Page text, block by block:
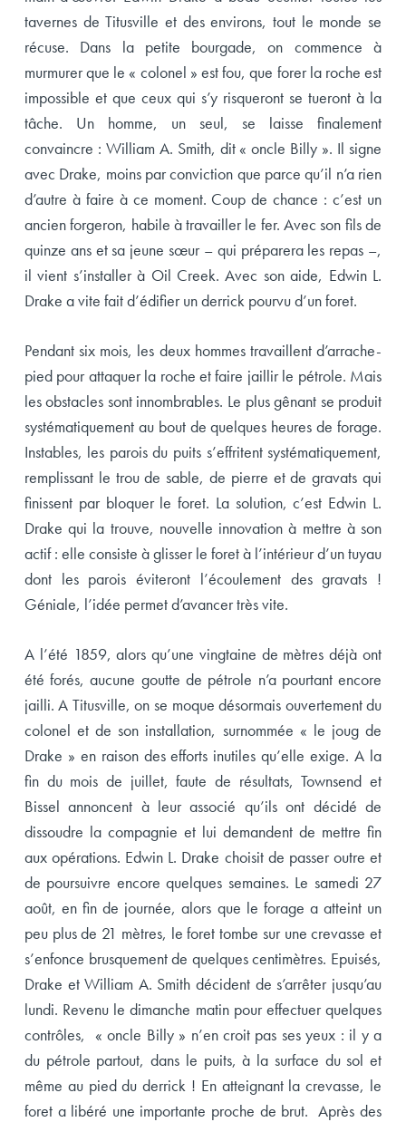
tavernes de Titusville et des environs, tout le monde se
récuse. Dans la petite bourgade, on commence à
murmurer que le « colonel » est fou, que forer la roche est
impossible et que ceux qui s’y risqueront se tueront à la
tâche. Un homme, un seul, se laisse finalement
convaincre : William A. Smith, dit « oncle Billy ». Il signe
avec Drake, moins par conviction que parce qu’il n’a rien
d’autre à faire à ce moment. Coup de chance : c’est un
ancien forgeron, habile à travailler le fer. Avec son fils de
quinze ans et sa jeune sœur – qui préparera les repas –,
il vient s’installer à Oil Creek. Avec son aide, Edwin L.
Drake a vite fait d’édifier un derrick pourvu d’un foret.
Pendant six mois, les deux hommes travaillent d’arrache-
pied pour attaquer la roche et faire jaillir le pétrole. Mais
les obstacles sont innombrables. Le plus gênant se produit
systématiquement au bout de quelques heures de forage.
Instables, les parois du puits s’effritent systématiquement,
remplissant le trou de sable, de pierre et de gravats qui
finissent par bloquer le foret. La solution, c’est Edwin L.
Drake qui la trouve, nouvelle innovation à mettre à son
actif : elle consiste à glisser le foret à l’intérieur d’un tuyau
dont les parois éviteront l’écoulement des gravats !
Géniale, l’idée permet d’avancer très vite.
A l’été 1859, alors qu’une vingtaine de mètres déjà ont
été forés, aucune goutte de pétrole n’a pourtant encore
jailli. A Titusville, on se moque désormais ouvertement du
colonel et de son installation, surnommée « le joug de
Drake » en raison des efforts inutiles qu’elle exige. A la
fin du mois de juillet, faute de résultats, Townsend et
Bissel annoncent à leur associé qu’ils ont décidé de
dissoudre la compagnie et lui demandent de mettre fin
aux opérations. Edwin L. Drake choisit de passer outre et
de poursuivre encore quelques semaines. Le samedi 27
août, en fin de journée, alors que le forage a atteint un
peu plus de 21 mètres, le foret tombe sur une crevasse et
s’enfonce brusquement de quelques centimètres. Epuisés,
Drake et William A. Smith décident de s’arrêter jusqu’au
lundi. Revenu le dimanche matin pour effectuer quelques
contrôles, « oncle Billy » n’en croit pas ses yeux : il y a
du pétrole partout, dans le puits, à la surface du sol et
même au pied du derrick ! En atteignant la crevasse, le
foret a libéré une importante proche de brut. Après des